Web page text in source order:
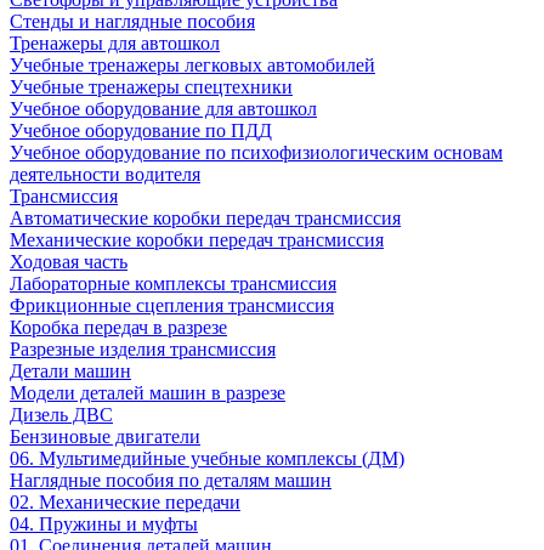
Стенды и наглядные пособия
Тренажеры для автошкол
Учебные тренажеры легковых автомобилей
Учебные тренажеры спецтехники
Учебное оборудование для автошкол
Учебное оборудование по ПДД
Учебное оборудование по психофизиологическим основам
деятельности водителя
Трансмиссия
Автоматические коробки передач трансмиссия
Механические коробки передач трансмиссия
Ходовая часть
Лабораторные комплексы трансмиссия
Фрикционные сцепления трансмиссия
Коробка передач в разрезе
Разрезные изделия трансмиссия
Детали машин
Модели деталей машин в разрезе
Дизель ДВС
Бензиновые двигатели
06. Мультимедийные учебные комплексы (ДМ)
Наглядные пособия по деталям машин
02. Механические передачи
04. Пружины и муфты
01. Соединения деталей машин